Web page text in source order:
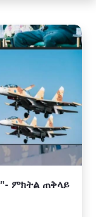
ምክትል ጠቅላይ